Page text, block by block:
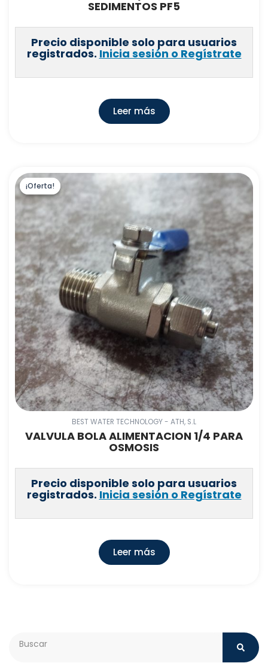
SEDIMENTOS PF5
Precio disponible solo para usuarios
registrados. Inicia sesión o Regístrate
Leer más
¡Oferta!
¡Oferta!
BEST WATER TECHNOLOGY - ATH, S.L
VALVULA BOLA ALIMENTACION 1/4 PARA
OSMOSIS
Precio disponible solo para usuarios
registrados. Inicia sesión o Regístrate
Leer más